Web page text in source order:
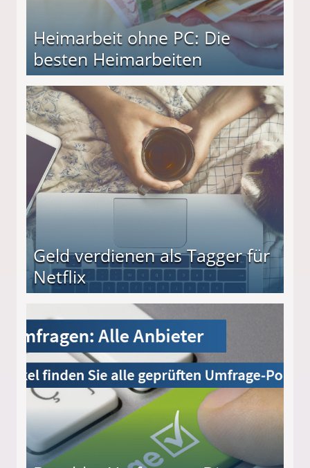
Heimarbeit ohne PC: Die
besten Heimarbeiten
Geld verdienen als Tagger für
Netflix